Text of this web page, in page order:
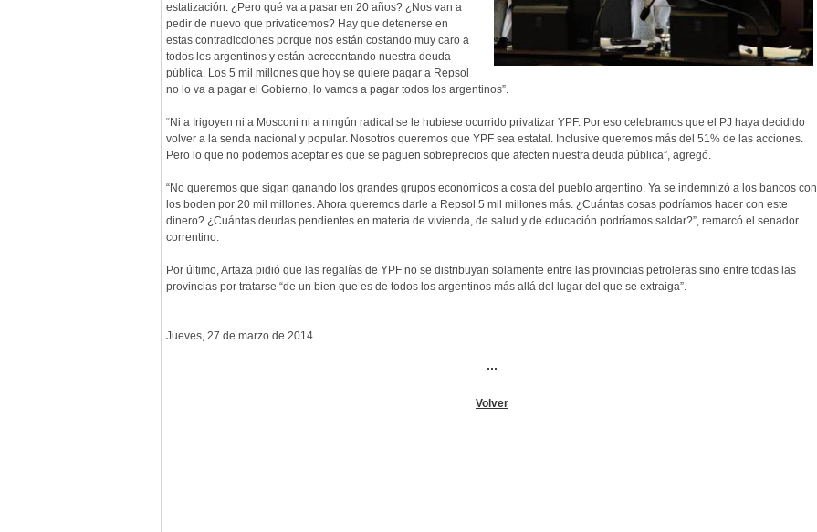
estatización. ¿Pero qué va a pasar en 20 años? ¿Nos van a
pedir de nuevo que privaticemos? Hay que detenerse en
estas contradicciones porque nos están costando muy caro a
todos los argentinos y están acrecentando nuestra deuda
pública. Los 5 mil millones que hoy se quiere pagar a Repsol
no lo va a pagar el Gobierno, lo vamos a pagar todos los argentinos”.
“Ni a Irigoyen ni a Mosconi ni a ningún radical se le hubiese ocurrido privatizar YPF. Por eso celebramos que el PJ haya decidido
volver a la senda nacional y popular. Nosotros queremos que YPF sea estatal. Inclusive queremos más del 51% de las acciones.
Pero lo que no podemos aceptar es que se paguen sobreprecios que afecten nuestra deuda pública”, agregó.
“No queremos que sigan ganando los grandes grupos económicos a costa del pueblo argentino. Ya se indemnizó a los bancos con
los boden por 20 mil millones. Ahora queremos darle a Repsol 5 mil millones más. ¿Cuántas cosas podríamos hacer con este
dinero? ¿Cuántas deudas pendientes en materia de vivienda, de salud y de educación podríamos saldar?”, remarcó el senador
correntino.
Por último, Artaza pidió que las regalías de YPF no se distribuyan solamente entre las provincias petroleras sino entre todas las
provincias por tratarse “de un bien que es de todos los argentinos más allá del lugar del que se extraiga”.
Jueves, 27 de marzo de 2014
...
Volver